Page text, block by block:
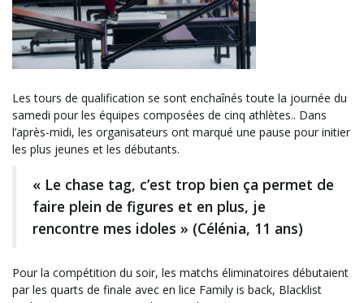
Les tours de qualification se sont enchaînés toute la journée du
samedi pour les équipes composées de cinq athlètes.. Dans
l’après-midi, les organisateurs ont marqué une pause pour initier
les plus jeunes et les débutants.
« Le chase tag, c’est trop bien ça permet de
faire plein de figures et en plus, je
rencontre mes idoles » (Célénia, 11 ans)
Pour la compétition du soir, les matchs éliminatoires débutaient
par les quarts de finale avec en lice Family is back, Blacklist